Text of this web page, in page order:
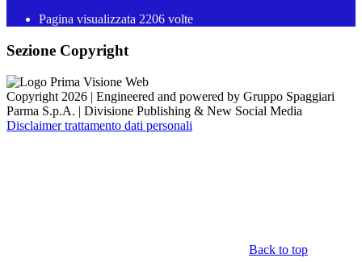
Pagina visualizzata 2206 volte
Sezione Copyright
Copyright 2026 | Engineered and powered by Gruppo Spaggiari
Parma S.p.A. | Divisione Publishing & New Social Media
Disclaimer trattamento dati personali
Back to top